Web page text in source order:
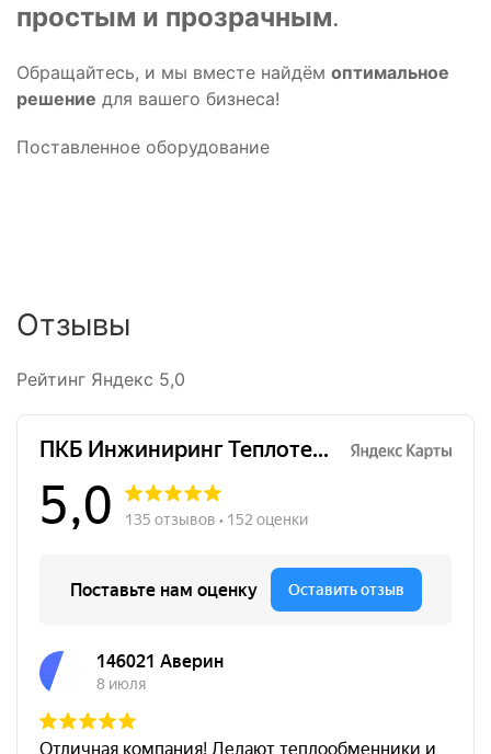
простым и прозрачным.
Обращайтесь, и мы вместе найдём оптимальное
решение для вашего бизнеса!
Поставленное оборудование
Отзывы
Рейтинг Яндекс 5,0